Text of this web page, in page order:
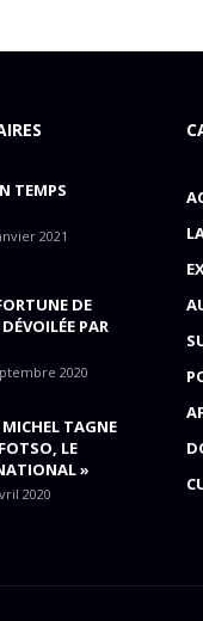
TEMPS
2021
DE
PAR
2020
TAGNE
LE
»
2020